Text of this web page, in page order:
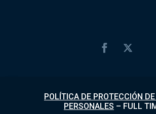
POLÍTICA DE PROTECCIÓN
PERSONALES – FULL